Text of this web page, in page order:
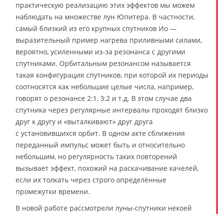
практическую реализацию этих эффектов мы можем
наблюдать на множестве лун Юпитера. В частности,
самый близкий из его крупных спутников Ио —
выразительный пример нагрева приливными силами,
вероятно, усиленными из-за резонанса с другими
спутниками. Орбитальным резонансом называется
такая конфигурация спутников, при которой их периоды
соотносятся как небольшие целые числа, например,
говорят о резонансе 2:1, 3:2 и т.д. В этом случае два
спутника через регулярные интервалы проходят близко
друг к другу и «выталкивают» друг друга
с установившихся орбит. В одном акте сближения
переданный импульс может быть и относительно
небольшим, но регулярность таких повторений
вызывает эффект, похожий на раскачивание качелей,
если их толкать через строго определённые
промежутки времени.
В новой работе рассмотрели луны-спутники некоей